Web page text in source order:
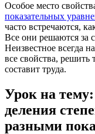
Особое место
показательных
часто встречаются,
Все они решаются за
Неизвестное всегда
все свойства, решить
составит труда.
Урок на
деления
разными